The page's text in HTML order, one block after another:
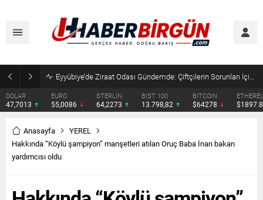
Eyyübiye’de Ziraat Odası Gündemde: Çiftçilerin Sorunları İçin Yeni Çağrı
DOLAR
47,7013
EURO
55,0086
STERLİN
64,2273
BIST 100
13.798,82
BITCOIN
$64278
Anasayfa
YEREL
Hakkında “Köylü şampiyon” manşetleri atılan Oruç Baba İnan bakan
yardımcısı oldu